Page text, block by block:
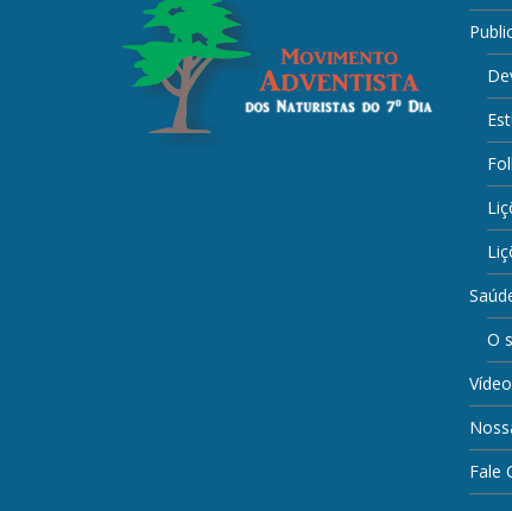
O
Fale